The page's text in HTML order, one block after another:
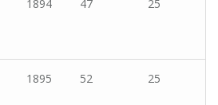
1894 47 25
1895 52 25